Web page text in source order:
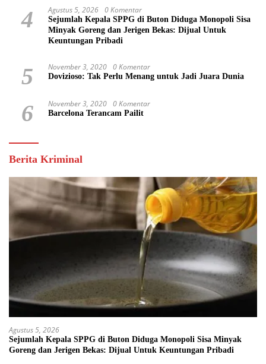
4 Agustus 5, 2026 0 Komentar
Sejumlah Kepala SPPG di Buton Diduga Monopoli Sisa
Minyak Goreng dan Jerigen Bekas: Dijual Untuk
Keuntungan Pribadi
5 November 3, 2020 0 Komentar
Dovizioso: Tak Perlu Menang untuk Jadi Juara Dunia
6 November 3, 2020 0 Komentar
Barcelona Terancam Pailit
Berita Kriminal
Agustus 5, 2026
Sejumlah Kepala SPPG di Buton Diduga Monopoli Sisa Minyak
Goreng dan Jerigen Bekas: Dijual Untuk Keuntungan Pribadi